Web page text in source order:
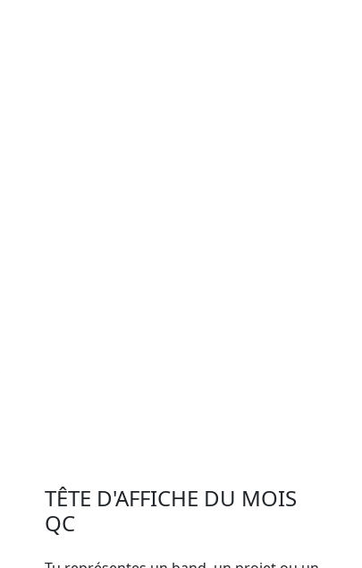
TÊTE D'AFFICHE DU MOIS
QC